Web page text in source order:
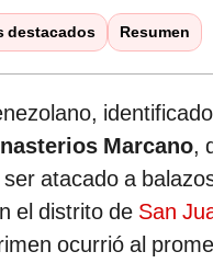
destacados Resumen
Marcano,
atacado a
el distrito de San
ocurrió al